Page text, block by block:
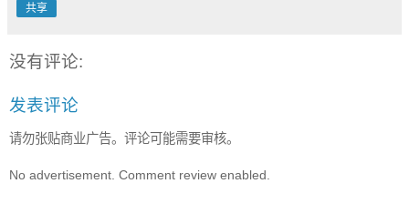
共享
没有评论:
发表评论
请勿张贴商业广告。评论可能需要审核。
No advertisement. Comment review enabled.